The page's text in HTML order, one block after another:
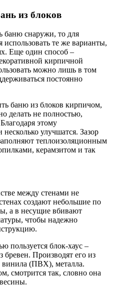
из блоков
баню снаружи, то для
использовать те же варианты,
Еще один способ –
кирпичной
можно лишь в том
постоянно
баню из блоков кирпичом,
делать не полностью,
этому
улучшатся. Зазор
теплоизоляционным
керамзитом и так
между стенами не
создают небольшие по
а в несущие вбивают
чтобы надежно
пользуется блок-хаус –
Производят его из
винила (ПВХ), металла.
смотрится так, словно она